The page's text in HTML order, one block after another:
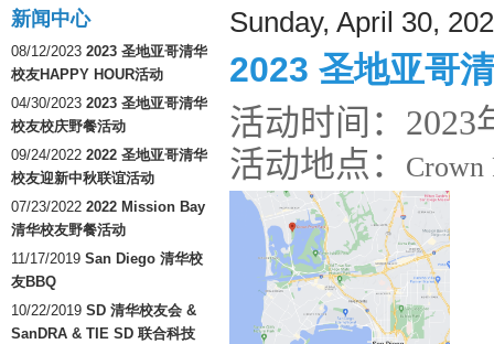
新闻中心
08/12/2023 2023 圣地亚哥清华
校友HAPPY HOUR活动
04/30/2023 2023 圣地亚哥清华
校友校庆野餐活动
09/24/2022 2022 圣地亚哥清华
校友迎新中秋联谊活动
07/23/2022 2022 Mission Bay
清华校友野餐活动
11/17/2019 San Diego 清华校
友BBQ
10/22/2019 SD 清华校友会 &
SanDRA & TIE SD 联合科技
Sunday, April 30,
2023 圣地亚哥
活动时间：2023
活动地点：
Crown